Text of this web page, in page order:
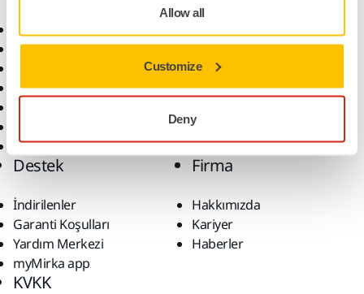
Allow all
Customize
Deny
Bütün Ürünler
Makineler
Robotik ve Otomasyon
Zımparalar ve Bileşikler
Uygulamalar
Destek
İndirilenler
Garanti Koşulları
Yardım Merkezi
myMirka app
Firma
Hakkımızda
Kariyer
Haberler
KVKK